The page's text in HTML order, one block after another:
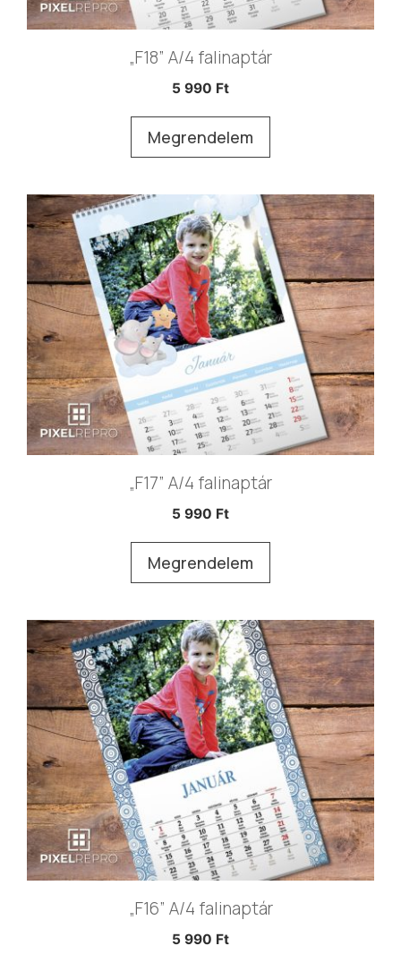
„F18” A/4 falinaptár
5 990 Ft
Megrendelem
„F17” A/4 falinaptár
5 990 Ft
Megrendelem
„F16” A/4 falinaptár
5 990 Ft